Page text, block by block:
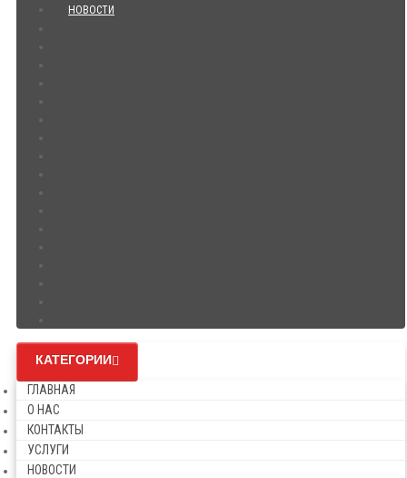
НОВОСТИ
КАТЕГОРИИ
ГЛАВНАЯ
О НАС
КОНТАКТЫ
УСЛУГИ
НОВОСТИ